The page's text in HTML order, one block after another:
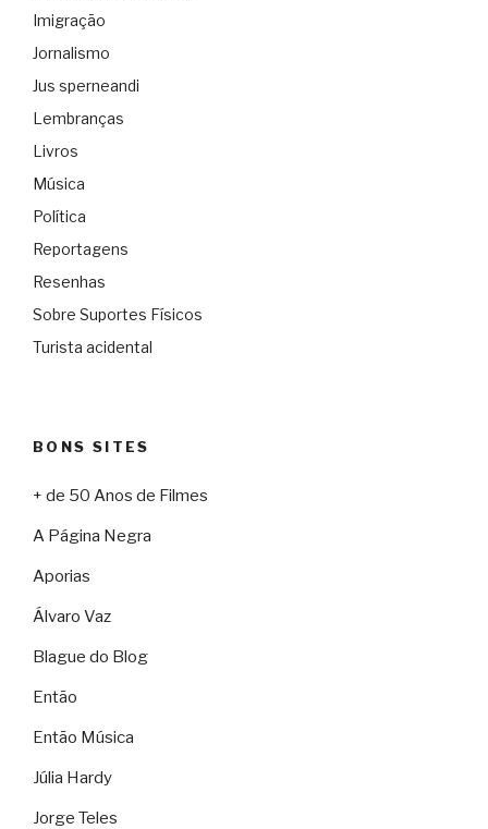
Imigração
Jornalismo
Jus sperneandi
Lembranças
Livros
Música
Política
Reportagens
Resenhas
Sobre Suportes Físicos
Turista acidental
BONS SITES
+ de 50 Anos de Filmes
A Página Negra
Aporias
Álvaro Vaz
Blague do Blog
Então
Então Música
Júlia Hardy
Jorge Teles